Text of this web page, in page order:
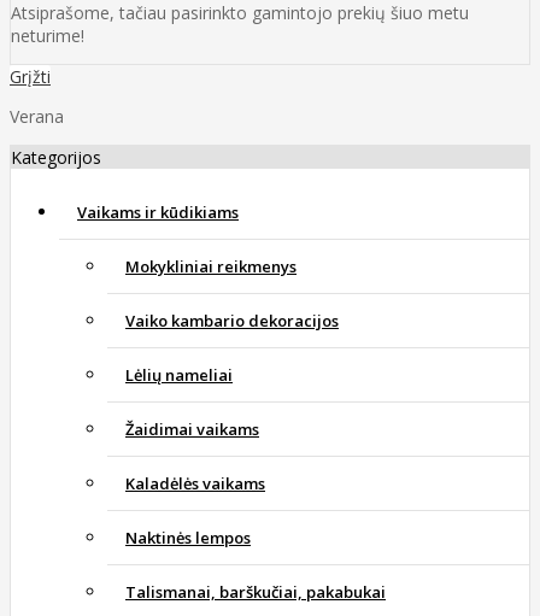
Atsiprašome, tačiau pasirinkto gamintojo prekių šiuo metu
neturime!
Grįžti
Verana
Kategorijos
Vaikams ir kūdikiams
Mokykliniai reikmenys
Vaiko kambario dekoracijos
Lėlių nameliai
Žaidimai vaikams
Kaladėlės vaikams
Naktinės lempos
Talismanai, barškučiai, pakabukai